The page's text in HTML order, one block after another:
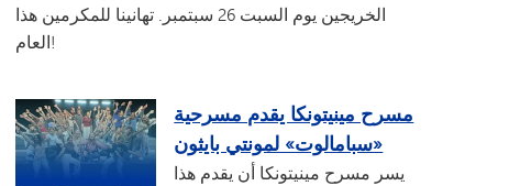
الخريجين يوم السبت 26 سبتمبر. تهانينا للمكرمين هذا
العام!
مسرح مينيتونكا يقدم مسرحية
«سبامالوت» لمونتي بايثون
يسر مسرح مينيتونكا أن يقدم هذا